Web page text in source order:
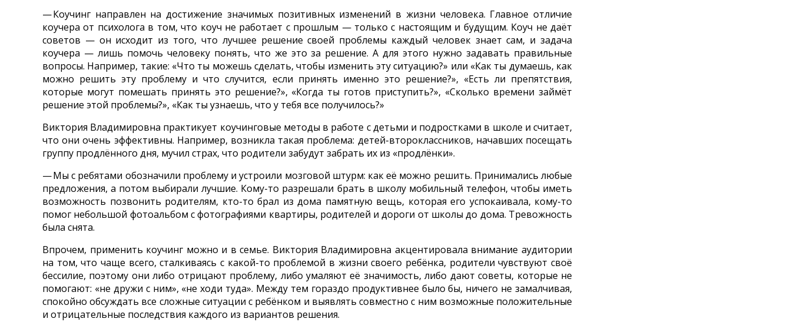
— Коучинг направлен на достижение значимых позитивных изменений в жизни человека. Главное отличие
коучера от психолога в том, что коуч не работает с прошлым — только с настоящим и будущим. Коуч не даёт
советов — он исходит из того, что лучшее решение своей проблемы каждый человек знает сам, и задача
коучера — лишь помочь человеку понять, что же это за решение. А для этого нужно задавать правильные
вопросы. Например, такие: «Что ты можешь сделать, чтобы изменить эту ситуацию?» или «Как ты думаешь, как
можно решить эту проблему и что случится, если принять именно это решение?», «Есть ли препятствия,
которые могут помешать принять это решение?», «Когда ты готов приступить?», «Сколько времени займёт
решение этой проблемы?», «Как ты узнаешь, что у тебя все получилось?»
Виктория Владимировна практикует коучинговые методы в работе с детьми и подростками в школе и считает,
что они очень эффективны. Например, возникла такая проблема: детей-второклассников, начавших посещать
группу продлённого дня, мучил страх, что родители забудут забрать их из «продлёнки».
— Мы с ребятами обозначили проблему и устроили мозговой штурм: как её можно решить. Принимались любые
предложения, а потом выбирали лучшие. Кому-то разрешали брать в школу мобильный телефон, чтобы иметь
возможность позвонить родителям, кто-то брал из дома памятную вещь, которая его успокаивала, кому-то
помог небольшой фотоальбом с фотографиями квартиры, родителей и дороги от школы до дома. Тревожность
была снята.
Впрочем, применить коучинг можно и в семье. Виктория Владимировна акцентировала внимание аудитории
на том, что чаще всего, сталкиваясь с какой-то проблемой в жизни своего ребёнка, родители чувствуют своё
бессилие, поэтому они либо отрицают проблему, либо умаляют её значимость, либо дают советы, которые не
помогают: «не дружи с ним», «не ходи туда». Между тем гораздо продуктивнее было бы, ничего не замалчивая,
спокойно обсуждать все сложные ситуации с ребёнком и выявлять совместно с ним возможные положительные
и отрицательные последствия каждого из вариантов решения.